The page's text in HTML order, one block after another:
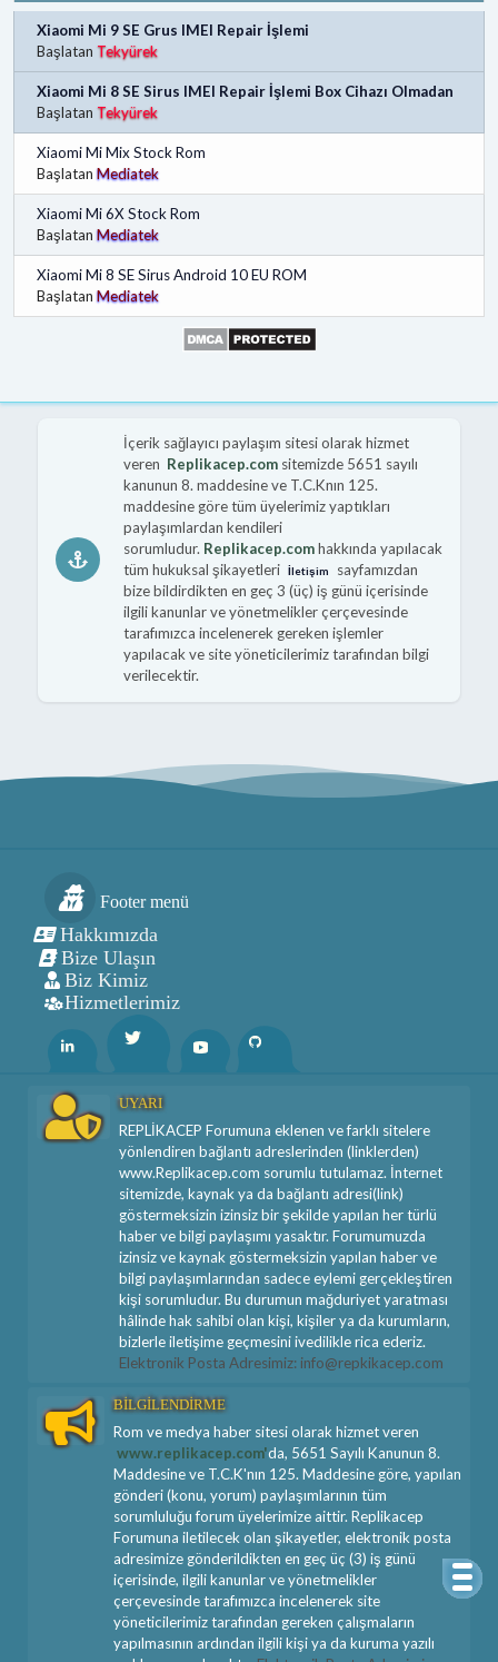
Xiaomi Mi 9 SE Grus IMEI Repair İşlemi
Başlatan Tekyürek
Xiaomi Mi 8 SE Sirus IMEI Repair İşlemi Box Cihazı Olmadan
Başlatan Tekyürek
Xiaomi Mi Mix Stock Rom
Başlatan Mediatek
Xiaomi Mi 6X Stock Rom
Başlatan Mediatek
Xiaomi Mi 8 SE Sirus Android 10 EU ROM
Başlatan Mediatek
İçerik sağlayıcı paylaşım sitesi olarak hizmet
veren Replikacep.comsitemizde 5651 sayılı
kanunun 8. maddesine ve T.C.Knın 125.
maddesine göre tüm üyelerimiz yaptıkları
paylaşımlardan kendileri
sorumludur. Replikacep.comhakkında yapılacak
tüm hukuksal şikayetleri İletişim
sayfamızdan
bize bildirdikten en geç 3 (üç) iş günü içerisinde
ilgili kanunlar ve yönetmelikler çerçevesinde
tarafımızca incelenerek gereken işlemler
yapılacak ve site yöneticilerimiz tarafından bilgi
verilecektir.
Footer menü
Hakkımızda
Bize Ulaşın
Biz Kimiz
Hizmetlerimiz
Linkedin Twitter Youtube Github
UYARI
REPLİKACEP Forumuna eklenen ve farklı sitelere
yönlendiren bağlantı adreslerinden (linklerden)
www.Replikacep.com sorumlu tutulamaz. İnternet
sitemizde, kaynak ya da bağlantı adresi(link)
göstermeksizin izinsiz bir şekilde yapılan her türlü
haber ve bilgi paylaşımı yasaktır. Forumumuzda
izinsiz ve kaynak göstermeksizin yapılan haber ve
bilgi paylaşımlarından sadece eylemi gerçekleştiren
kişi sorumludur. Bu durumun mağduriyet yaratması
hâlinde hak sahibi olan kişi, kişiler ya da kurumların,
bizlerle iletişime geçmesini ivedilikle rica ederiz.
Elektronik Posta Adresimiz: info@repkikacep.com
BİLGİLENDİRME
Rom ve medya haber sitesi olarak hizmet veren
www.replikacep.com'da, 5651 Sayılı Kanunun 8.
Maddesine ve T.C.K'nın 125. Maddesine göre, yapılan
gönderi (konu, yorum) paylaşımlarının tüm
sorumluluğu forum üyelerimize aittir. Replikacep
Forumuna iletilecek olan şikayetler, elektronik posta
adresimize gönderildikten en geç üç (3) iş günü
içerisinde, ilgili kanunlar ve yönetmelikler
çerçevesinde tarafımızca incelenerek site
yöneticilerimiz tarafından gereken çalışmaların
yapılmasının ardından ilgili kişi ya da kuruma yazılı